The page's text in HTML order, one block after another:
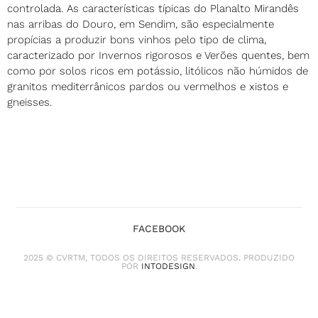
controlada. As características típicas do Planalto Mirandês
nas arribas do Douro, em Sendim, são especialmente
propícias a produzir bons vinhos pelo tipo de clima,
caracterizado por Invernos rigorosos e Verões quentes, bem
como por solos ricos em potássio, litólicos não húmidos de
granitos mediterrânicos pardos ou vermelhos e xistos e
gneisses.
FACEBOOK
2025 © CVRTM, TODOS OS DIREITOS RESERVADOS. PRODUZIDO
POR INTODESIGN.